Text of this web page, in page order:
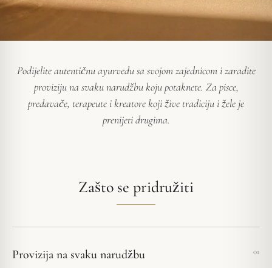
Podijelite autentičnu ayurvedu sa svojom zajednicom i zaradite
proviziju na svaku narudžbu koju potaknete. Za pisce,
predavače, terapeute i kreatore koji žive tradiciju i žele je
prenijeti drugima.
Zašto se pridružiti
01
Provizija na svaku narudžbu